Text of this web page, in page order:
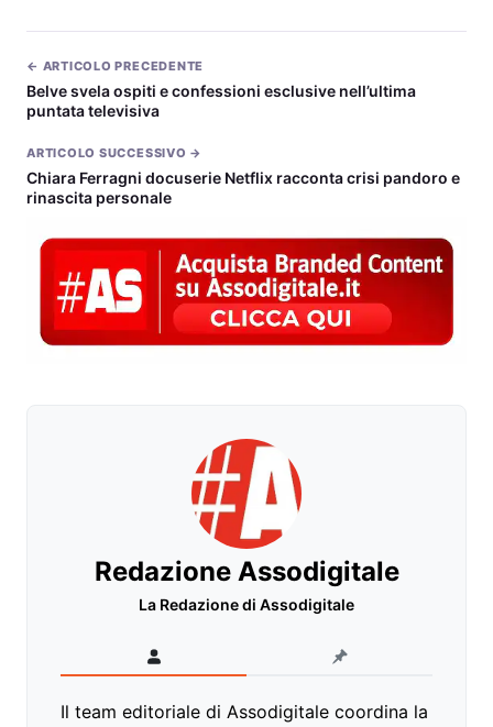
← ARTICOLO PRECEDENTE
Belve svela ospiti e confessioni esclusive nell’ultima
puntata televisiva
ARTICOLO SUCCESSIVO →
Chiara Ferragni docuserie Netflix racconta crisi pandoro e
rinascita personale
Redazione Assodigitale
La Redazione di Assodigitale
Il team editoriale di Assodigitale coordina la